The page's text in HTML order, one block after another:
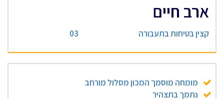
ארב חיים
קצין בטיחות בתעבורה 03
מומחה מוסמך המכון מסלול מורחב
נתמך בתצהיר